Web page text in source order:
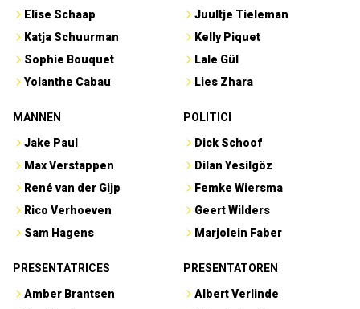
Elise Schaap
Katja Schuurman
Sophie Bouquet
Yolanthe Cabau
Juultje Tieleman
Kelly Piquet
Lale Gül
Lies Zhara
MANNEN
Jake Paul
Max Verstappen
René van der Gijp
Rico Verhoeven
Sam Hagens
POLITICI
Dick Schoof
Dilan Yesilgöz
Femke Wiersma
Geert Wilders
Marjolein Faber
PRESENTATRICES
Amber Brantsen
PRESENTATOREN
Albert Verlinde